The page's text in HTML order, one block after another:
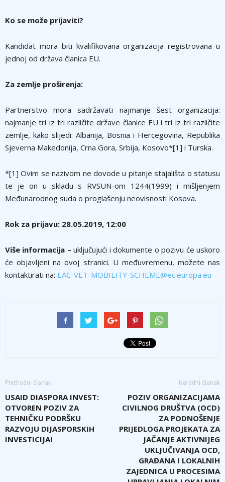
Ko se može prijaviti?
Kandidat mora biti kvalifikovana organizacija registrovana u
jednoj od država članica EU.
Za zemlje proširenja:
Partnerstvo mora sadržavati najmanje šest organizacija:
najmanje tri iz tri različite države članice EU i tri iz tri različite
zemlje, kako slijedi: Albanija, Bosnia i Hercegovina, Republika
Sjeverna Makedonija, Crna Gora, Srbija, Kosovo*[1] i Turska.
*[1] Ovim se nazivom ne dovode u pitanje stajališta o statusu
te je on u skladu s RVSUN-om 1244(1999) i mišljenjem
Međunarodnog suda o proglašenju neovisnosti Kosova.
Rok za prijavu: 28.05.2019, 12:00
Više informacija –uključujući i dokumente o pozivu će uskoro
će objavljeni na ovoj stranici. U međuvremenu, možete nas
kontaktirati na: EAC-VET-MOBILITY-SCHEME@ec.europa.eu
Prethodni članak
USAID DIASPORA INVEST:
OTVOREN POZIV ZA
TEHNIČKU PODRŠKU
RAZVOJU DIJASPORSKIH
INVESTICIJA!
Naredni članak
POZIV ORGANIZACIJAMA
CIVILNOG DRUŠTVA (OCD)
ZA PODNOŠENJE
PRIJEDLOGA PROJEKATA ZA
JAČANJE AKTIVNIJEG
UKLJUČIVANJA OCD,
GRAĐANA I LOKALNIH
ZAJEDNICA U PROCESIMA